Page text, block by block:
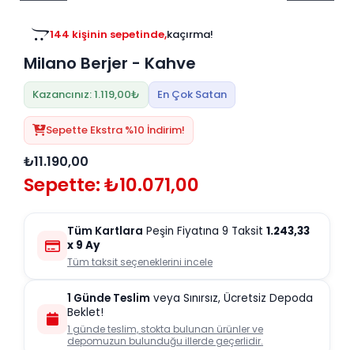
144 kişinin sepetinde,kaçırma!
Milano Berjer - Kahve
Kazancınız: 1.119,00₺ En Çok Satan
Sepette Ekstra %10 İndirim!
₺11.190,00
Sepette: ₺10.071,00
Tüm Kartlara Peşin Fiyatına 9 Taksit 1.243,33
x 9 Ay
Tüm taksit seçeneklerini incele
1 Günde Teslim veya Sınırsız, Ücretsiz Depoda
Beklet!
1 günde teslim, stokta bulunan ürünler ve
depomuzun bulunduğu illerde geçerlidir.
Üniteleri/Sehpaları
Orta Sehpa
Zigon Sehpa
Orta Puflar
Baza
Çalışma Masası
Duvar Rafı
Kitaplık
Masa Setleri
Tablo